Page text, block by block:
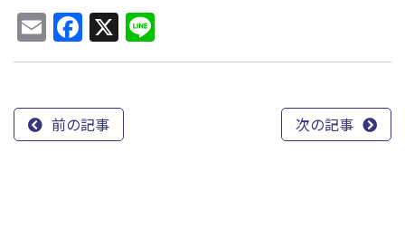
EmailFacebook
X
前の記事 次の記事